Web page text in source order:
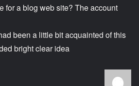
for a blog web site? The account
been a little bit acquainted of this
bright clear idea